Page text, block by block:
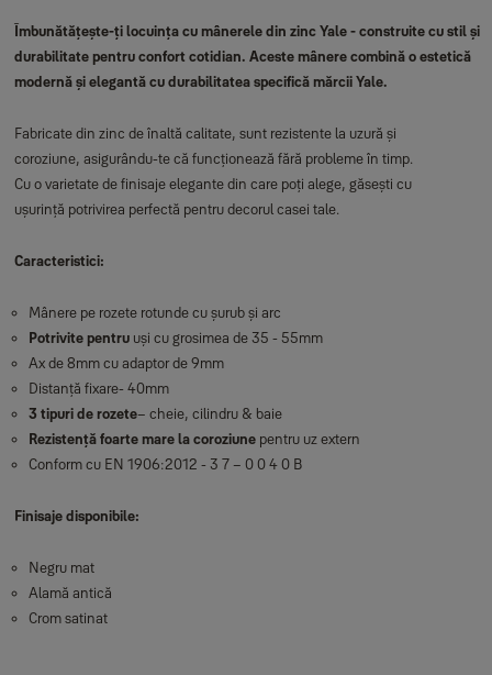
Îmbunătățește-ți locuința cu mânerele din zinc Yale - construite cu stil și
durabilitate pentru confort cotidian. Aceste mânere combină o estetică
modernă și elegantă cu durabilitatea specifică mărcii Yale.
Fabricate din zinc de înaltă calitate, sunt rezistente la uzură și
coroziune, asigurându-te că funcționează fără probleme în timp.
Cu o varietate de finisaje elegante din care poți alege, găsești cu
ușurință potrivirea perfectă pentru decorul casei tale.
Caracteristici:
Mânere pe rozete rotunde cu șurub și arc
Potrivite pentru uși cu grosimea de 35 - 55mm
Ax de 8mm cu adaptor de 9mm
Distanță fixare- 40mm
3 tipuri de rozete– cheie, cilindru & baie
Rezistență foarte mare la coroziunepentru uz extern
Conform cu EN 1906:2012 - 3 7 – 0 0 4 0 B
Finisaje disponibile:
Negru mat
Alamă antică
Crom satinat